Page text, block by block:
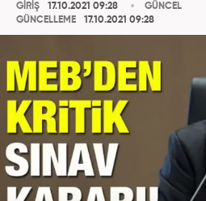
GİRİŞ
17.10.2021 09:28
GÜNCELLEME
17.10.2021 09:28
GÜNCEL